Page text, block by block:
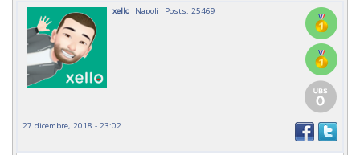
xello Napoli Posts: 25469
27 dicembre, 2018 - 23:02